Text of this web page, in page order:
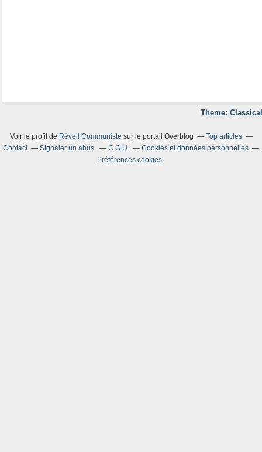
Theme:
Voir le profil de Réveil Communiste sur le portail Overblog
Top articles
Contact
Signaler un abus C.G.U.
Cookies et données personnelles
Préférences cookies